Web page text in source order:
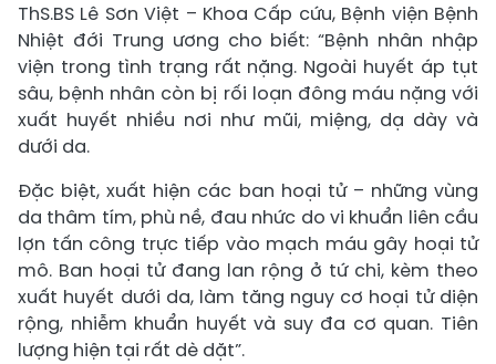
ThS.BS Lê Sơn Việt – Khoa Cấp cứu, Bệnh viện Bệnh
Nhiệt đới Trung ương cho biết: “Bệnh nhân nhập
viện trong tình trạng rất nặng. Ngoài huyết áp tụt
sâu, bệnh nhân còn bị rối loạn đông máu nặng với
xuất huyết nhiều nơi như mũi, miệng, dạ dày và
dưới da.
Đặc biệt, xuất hiện các ban hoại tử – những vùng
da thâm tím, phù nề, đau nhức do vi khuẩn liên cầu
lợn tấn công trực tiếp vào mạch máu gây hoại tử
mô. Ban hoại tử đang lan rộng ở tứ chi, kèm theo
xuất huyết dưới da, làm tăng nguy cơ hoại tử diện
rộng, nhiễm khuẩn huyết và suy đa cơ quan. Tiên
lượng hiện tại rất dè dặt”.